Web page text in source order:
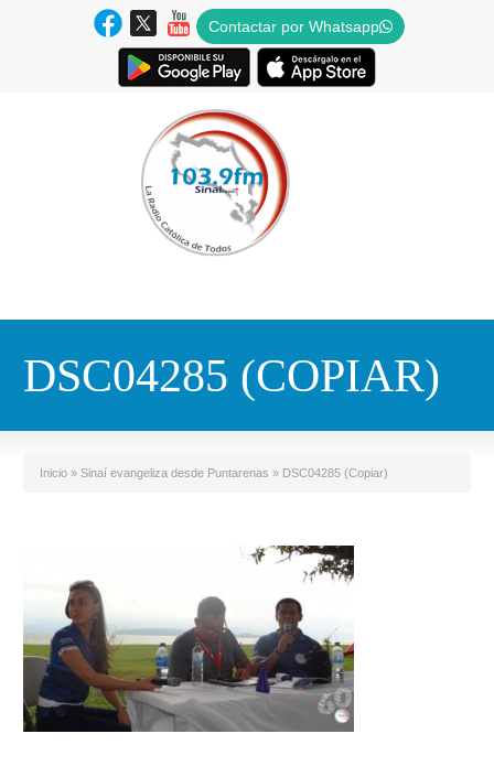
Contactar por Whatsapp
DSC04285 (COPIAR)
Inicio » Sinaí evangeliza desde Puntarenas » DSC04285 (Copiar)